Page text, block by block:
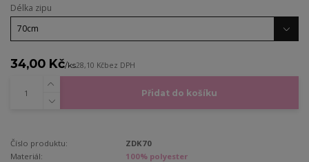
Délka zipu
34,00 Kč/ks28,10 Kčbez DPH
Přidat do košíku
Číslo produktu:
ZDK70
Materiál:
100% polyester